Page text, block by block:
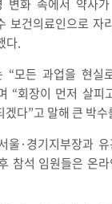
변화 속에서 약사
보건의료인으로 자
다.
“모든 과업을 현실
“회장이 먼저 살피
다”고 말해 큰 박수
울·경기지부장과
참석 임원들은 온